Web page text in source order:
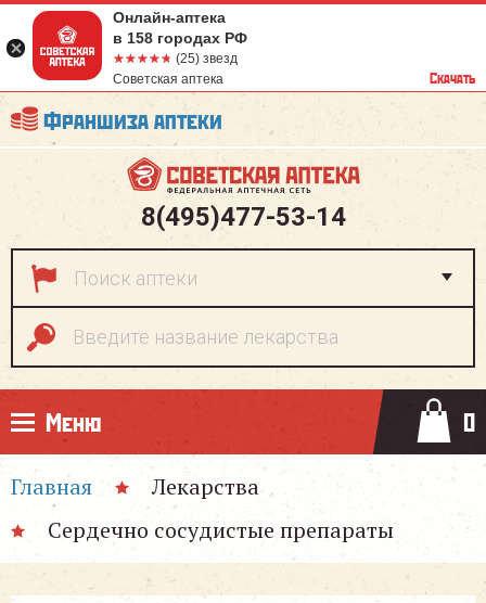
Франшиза аптеки
8(495)477-53-14
Меню 0
Главная
Лекарства
Сердечно сосудистые препараты
Онлайн-аптека
в 158 городах РФ
☆☆☆☆☆
★★★★★ (25) звезд
Советская аптека
Скачать